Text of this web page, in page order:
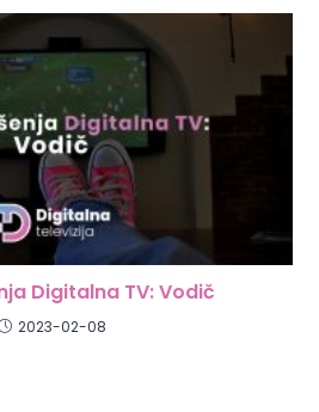
Digitalna TV: Vodič
2023-02-08